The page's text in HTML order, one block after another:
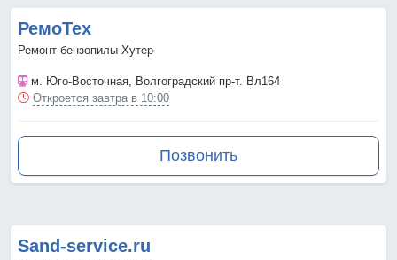
РемоТех
Ремонт бензопилы Хутер
м. Юго-Восточная, Волгоградский пр-т. Вл164
Откроется завтра в 10:00
Позвонить
Sand-service.ru